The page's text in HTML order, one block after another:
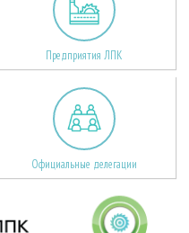
Предприятия ЛПК
Официальные делегации